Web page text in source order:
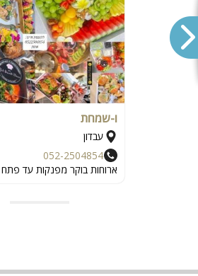
וילה אחוזת אלון וזית-וילה אחת היפות
חייב לציין שבמציאות הוילה אפילו יותר יפה!!! היה
ממש כיף וקיבלנו שירות מעולה! מומלץ
ו-שמחת
עבדון
052-2504854
ארוחות בוקר מפנקות עד פתח